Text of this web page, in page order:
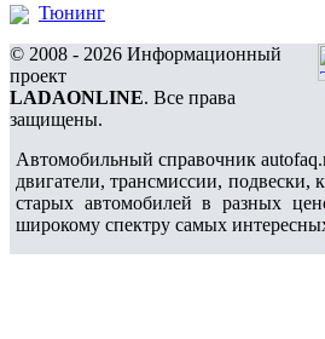
Тюнинг
© 2008 - 2026 Информационный
проект
LADAONLINE. Все права
защищены.
Автомобильный справочник
двигатели, трансмиссии,
старых автомобилей в разных
широкому спектру самых